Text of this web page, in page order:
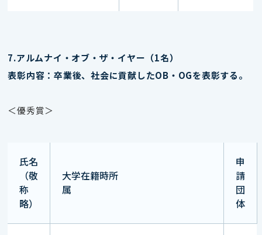
7.アルムナイ・オブ・ザ・イヤー（1名）
表彰内容：卒業後、社会に貢献したOB・OGを表彰する。
＜優秀賞＞
氏名
（敬
称
略）
大学在籍時所
属
申
請
団
体